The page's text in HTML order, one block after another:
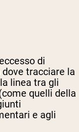
di
tracciare la
linea tra gli
quelli della
e agli